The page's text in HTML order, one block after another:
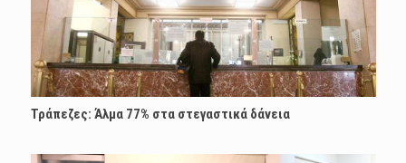
Τράπεζες: Άλμα 77% στα στεγαστικά δάνεια